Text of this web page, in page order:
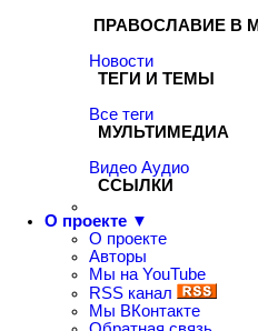
ПРАВОСЛАВИЕ В
Новости
ТЕГИ И ТЕМЫ
Все теги
МУЛЬТИМЕДИА
Видео Аудио
ССЫЛКИ
О проекте ▼
О проекте
Авторы
Мы на YouTube
RSS канал
Мы ВКонтакте